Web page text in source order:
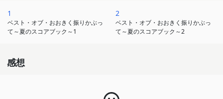
1
ベスト・オブ・おおきく振りかぶっ
て～夏のスコアブック～1
2
ベスト・オブ・おおきく振りかぶっ
て～夏のスコアブック～2
感想